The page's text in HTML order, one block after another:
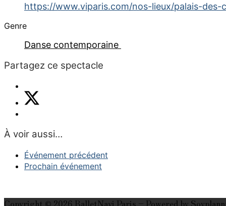
https://www.viparis.com/nos-lieux/palais-des-
Genre
Danse contemporaine
Partagez ce spectacle
À voir aussi…
Événement précédent
Prochain événement
Copyright © 2026 BalletNavi Paris – Powered by